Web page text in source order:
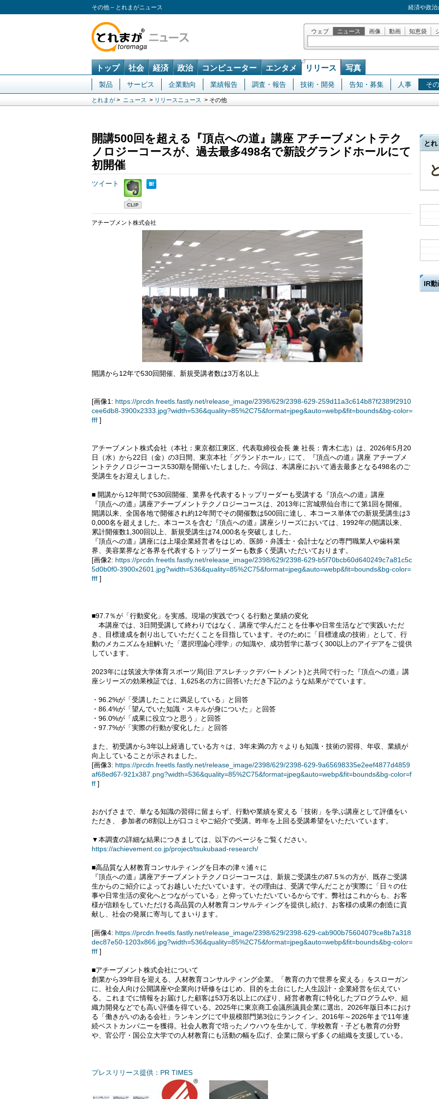
その他 – とれまがニュース 経済や政
ウェブ ニュース 画像 動画 知恵袋
トップ 社会 経済 政治 コンピューター エンタメ リリース 写真
製品 サービス 企業動向 業績報告 調査・報告 技術・開発 告知・募集 人事 そ
とれまが > ニュース > リリースニュース > その他
開講500回を超える『頂点への道』講座 アチーブメントテク
ノロジーコースが、過去最多498名で新設グランドホールにて
初開催
ツイート
アチーブメント株式会社
開講から12年で530回開催、新規受講者数は3万名以上
[画像1: https://prcdn.freetls.fastly.net/release_image/2398/629/2398-629-259d11a3c614b87f2389f2910
cee6db8-3900x2333.jpg?width=536&quality=85%2C75&format=jpeg&auto=webp&fit=bounds&bg-color=
fff ]
アチーブメント株式会社（本社：東京都江東区、代表取締役会長 兼 社長：青木仁志）は、2026年5月20
日（水）から22日（金）の3日間、東京本社「グランドホール」にて、『頂点への道』講座 アチーブメ
ントテクノロジーコース530期を開催いたしました。今回は、本講座において過去最多となる498名のご
受講生をお迎えしました。
■ 開講から12年間で530回開催、業界を代表するトップリーダーも受講する『頂点への道』講座
『頂点への道』講座アチーブメントテクノロジーコースは、2013年に宮城県仙台市にて第1回を開催。
開講以来、全国各地で開催され約12年間でその開催数は500回に達し、本コース単体での新規受講生は3
0,000名を超えました。本コースを含む『頂点への道』講座シリーズにおいては、1992年の開講以来、
累計開催数1,300回以上、新規受講生は74,000名を突破しました。
『頂点への道』講座には上場企業経営者をはじめ、医師・弁護士・会計士などの専門職業人や歯科業
界、美容業界など各界を代表するトップリーダーも数多く受講いただいております。
[画像2: https://prcdn.freetls.fastly.net/release_image/2398/629/2398-629-b5f70bcb60d640249c7a81c5c
5d0b0f0-3900x2601.jpg?width=536&quality=85%2C75&format=jpeg&auto=webp&fit=bounds&bg-color=
fff ]
■97.7％が「行動変化」を実感。現場の実践でつくる行動と業績の変化
本講座では、3日間受講して終わりではなく、講座で学んだことを仕事や日常生活などで実践いただ
き、目標達成を創り出していただくことを目指しています。そのために「目標達成の技術」として、行
動のメカニズムを紐解いた「選択理論心理学」の知識や、成功哲学に基づく300以上のアイデアをご提供
しています。
2023年には筑波大学体育スポーツ局(旧:アスレチックデパートメント)と共同で行った『頂点への道』講
座シリーズの効果検証では、1,625名の方に回答いただき下記のような結果がでています。
・96.2%が「受講したことに満足している」と回答
・86.4%が「望んでいた知識・スキルが身についた」と回答
・96.0%が「成果に役立つと思う」と回答
・97.7%が「実際の行動が変化した」と回答
また、初受講から3年以上経過している方々は、3年未満の方々よりも知識・技術の習得、年収、業績が
向上していることが示されました。
[画像3: https://prcdn.freetls.fastly.net/release_image/2398/629/2398-629-9a65698335e2eef4877d4859
af68ed67-921x387.png?width=536&quality=85%2C75&format=jpeg&auto=webp&fit=bounds&bg-color=f
ff ]
おかげさまで、単なる知識の習得に留まらず、行動や業績を変える「技術」を学ぶ講座として評価をい
ただき、 参加者の8割以上が口コミやご紹介で受講。昨年を上回る受講希望をいただいています。
▼本調査の詳細な結果につきましては、以下のページをご覧ください。
https://achievement.co.jp/project/tsukubaad-research/
■高品質な人材教育コンサルティングを日本の津々浦々に
『頂点への道』講座アチーブメントテクノロジーコースは、新規ご受講生の87.5％の方が、既存ご受講
生からのご紹介によってお越しいただいています。その理由は、受講で学んだことが実際に「日々の仕
事や日常生活の変化へとつながっている」と仰っていただいているからです。弊社はこれからも、お客
様が信頼をしていただける高品質の人材教育コンサルティングを提供し続け、お客様の成果の創造に貢
献し、社会の発展に寄与してまいります。
[画像4: https://prcdn.freetls.fastly.net/release_image/2398/629/2398-629-cab900b75604079ce8b7a318
dec87e50-1203x866.jpg?width=536&quality=85%2C75&format=jpeg&auto=webp&fit=bounds&bg-color=
fff ]
■アチーブメント株式会社について
創業から39年目を迎える、人材教育コンサルティング企業。「教育の力で世界を変える」をスローガン
に、社会人向け公開講座や企業向け研修をはじめ、目的を土台にした人生設計・企業経営を伝えてい
る。これまでに情報をお届けした顧客は53万名以上にのぼり、経営者教育に特化したプログラムや、組
織力開発などでも高い評価を得ている。2025年に東京商工会議所議員企業に選出。2026年版日本におけ
る「働きがいのある会社」ランキングにて中規模部門第3位にランクイン。2016年～2026年まで11年連
続ベストカンパニーを獲得。社会人教育で培ったノウハウを生かして、学校教育・子ども教育の分野
や、官公庁・国公立大学での人材教育にも活動の幅を広げ、企業に限らず多くの組織を支援している。
プレスリリース提供：PR TIMES
とれ
IR動